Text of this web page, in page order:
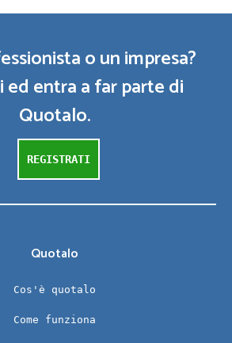
o un impresa?
ed entra a far parte di
Quotalo.
REGISTRATI
Quotalo
Cos'è quotalo
Come funziona